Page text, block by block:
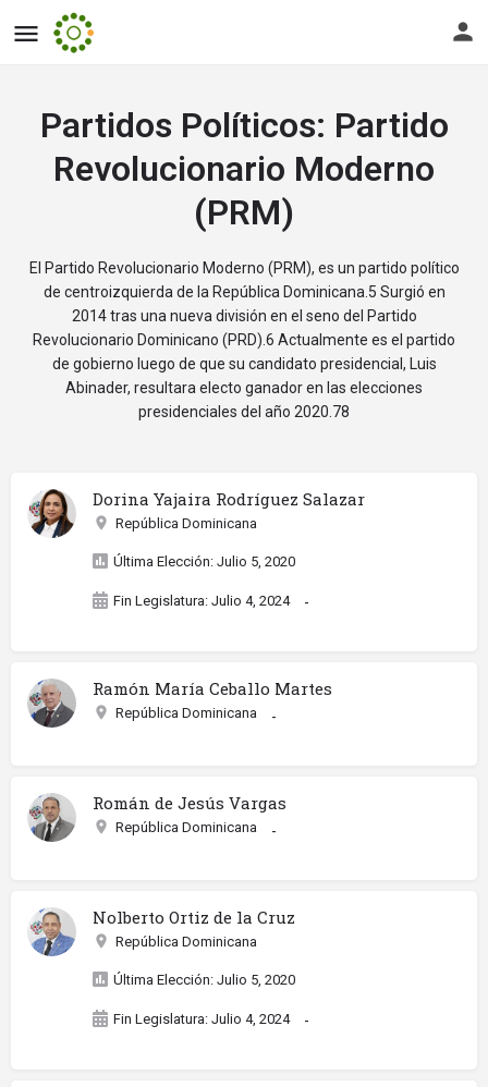
Partidos Políticos: Partido
Revolucionario Moderno
(PRM)
El Partido Revolucionario Moderno (PRM), es un partido político
de centroizquierda de la República Dominicana.5​ Surgió en
2014 tras una nueva división en el seno del Partido
Revolucionario Dominicano (PRD).6​ Actualmente es el partido
de gobierno luego de que su candidato presidencial, Luis
Abinader, resultara electo ganador en las elecciones
presidenciales del año 2020.7​8​
Dorina Yajaira Rodríguez Salazar
República Dominicana
Última Elección: Julio 5, 2020
Fin Legislatura: Julio 4, 2024 -
Ramón María Ceballo Martes
República Dominicana -
Román de Jesús Vargas
República Dominicana -
Nolberto Ortiz de la Cruz
República Dominicana
Última Elección: Julio 5, 2020
Fin Legislatura: Julio 4, 2024 -